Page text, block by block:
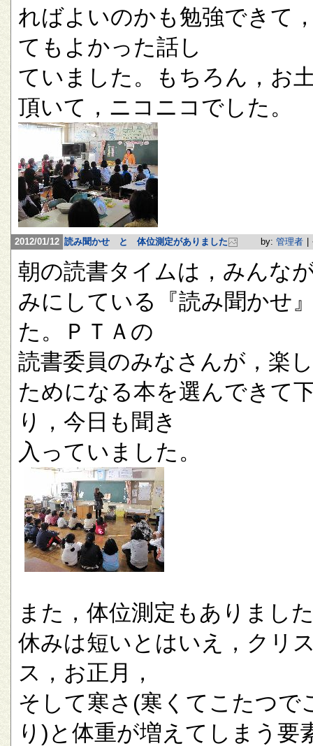
ればよいのかも勉強できて
てもよかった話し
ていました。もちろん，お
頂いて，ニコニコでした。
2012/01/12 読み聞かせ と 体位測定がありました by: 管理者
朝の読書タイムは，みんな
みにしている『読み聞かせ
た。ＰＴＡの
読書委員のみなさんが，楽
ためになる本を選んできて
り，今日も聞き
入っていました。
また，体位測定もありまし
休みは短いとはいえ，クリ
ス，お正月，
そして寒さ(寒くてこたつで
り)と体重が増えてしまう要